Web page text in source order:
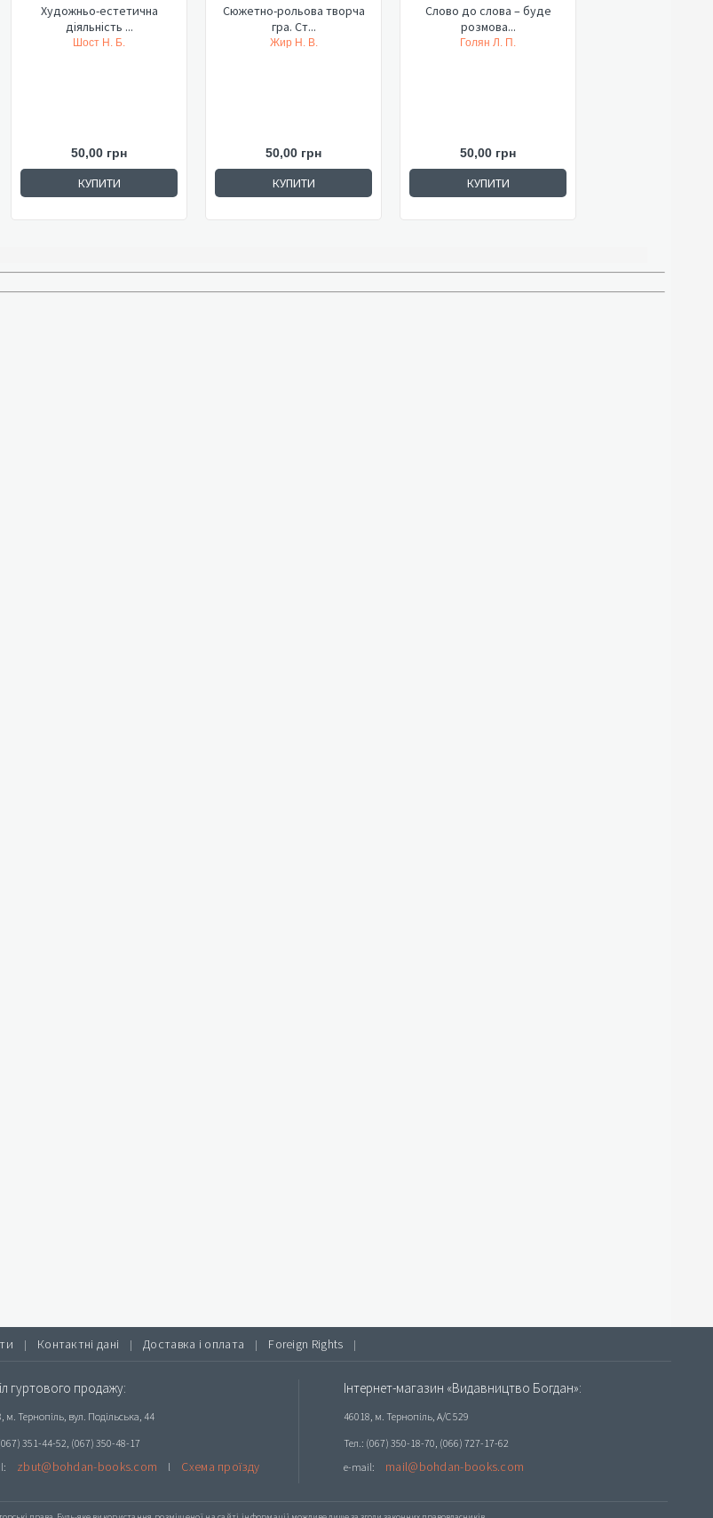
Художньо-естетична
діяльність ...
Шост Н. Б.
50,00 грн
КУПИТИ
Сюжетно-рольова творча
гра. Ст...
Жир Н. В.
50,00 грн
КУПИТИ
Слово до слова – буде
розмова...
Голян Л. П.
50,00 грн
КУПИТИ
| Контактні дані | Доставка і оплата | Foreign Rights |
гуртового продажу:
м. Тернопіль, вул. Подільська, 44
351-44-52, (067) 350-48-17
zbut@bohdan-books.com l Схема проїзду
Інтернет-магазин «Видавництво Богдан»:
46018, м. Тернопіль, А/С 529
Тел.: (067) 350-18-70, (066) 727-17-62
e-mail:
mail@bohdan-books.com